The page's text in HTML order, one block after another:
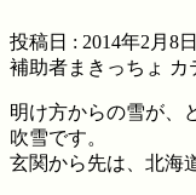
投稿日 : 2014年2月8日
補助者まきっちょ カ
明け方からの雪が、
吹雪です。
玄関から先は、北海